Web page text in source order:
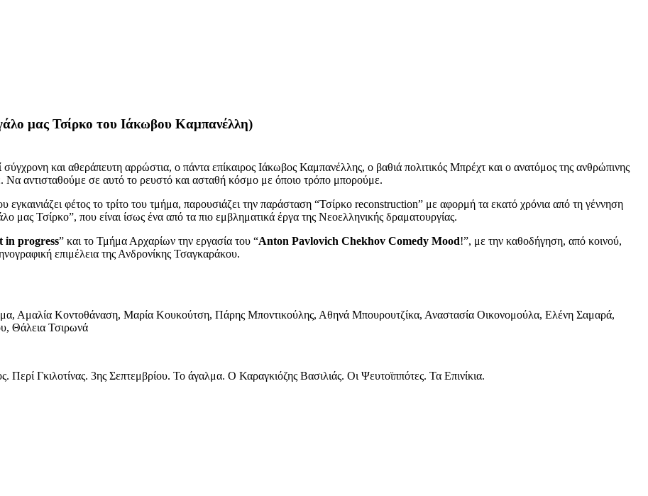
μας Τσίρκο του Ιάκωβου Καμπανέλλη)
σύγχρονη και αθεράπευτη αρρώστια, ο πάντα επίκαιρος Ιάκωβος Καμπανέλλης, ο βαθιά πολιτικός Μπρέχτ και ο ανατόμος της ανθρώπινης
αντισταθούμε σε αυτό το ρευστό και ασταθή κόσμο με όποιο τρόπο μπορούμε.
φέτος το τρίτο του τμήμα, παρουσιάζει την παράσταση “Τσίρκο reconstruction” με αφορμή τα εκατό χρόνια από τη γέννηση
μας Τσίρκο”, που είναι ίσως ένα από τα πιο εμβληματικά έργα της Νεοελληνικής δραματουργίας.
in progress” και το Τμήμα Αρχαρίων την εργασία του “Anton Pavlovich Chekhov Comedy Mood!”, με την καθοδήγηση, από κοινού,
επιμέλεια της Ανδρονίκης Τσαγκαράκου.
Αμαλία Κοντοθάναση, Μαρία Κουκούτση, Πάρης Μποντικούλης, Αθηνά Μπουρουτζίκα, Αναστασία Οικονομούλα, Ελένη Σαμαρά,
Θάλεια Τσιρωνά
Γκιλοτίνας. 3ης Σεπτεμβρίου. Το άγαλμα. Ο Καραγκιόζης Βασιλιάς. Οι Ψευτοϊππότες. Τα Επινίκια.